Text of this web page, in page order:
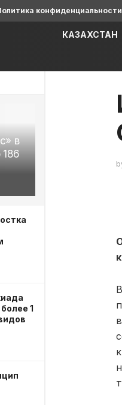
в
1
конфиденциальности
КАЗАХСТАН